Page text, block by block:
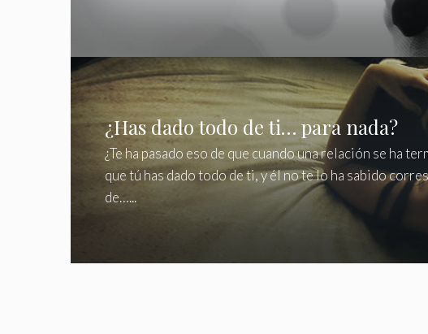
¿Has dado todo de ti… para nada?
¿Te ha pasado eso de que cuando una relación se ha
que tú has dado todo de ti, y él no te lo ha sabido
de…...